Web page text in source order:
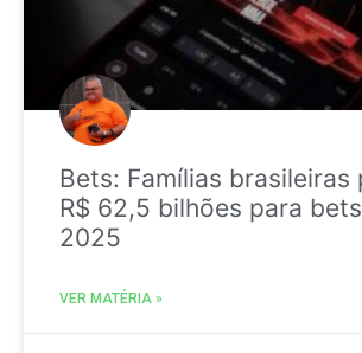
Bets: Famílias brasileiras
R$ 62,5 bilhões para
2025
VER MATÉRIA »